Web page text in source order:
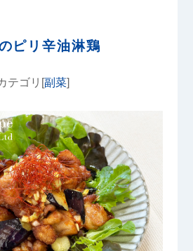
ピリ辛油淋鶏
テゴリ[副菜]